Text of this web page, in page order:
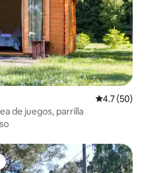
Calificación
4.7 (50)
de juegos, parrilla